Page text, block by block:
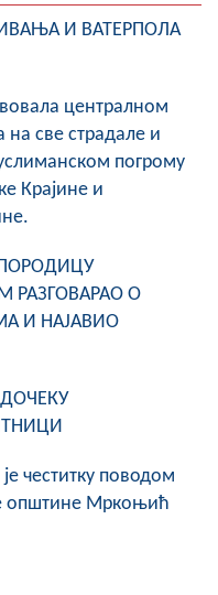
И ВАТЕРПОЛА
централном
све страдале и
погрому
Крајине и
ПОРОДИЦУ
РАЗГОВАРАО О
И НАЈАВИО
честитку поводом
општине Мркоњић